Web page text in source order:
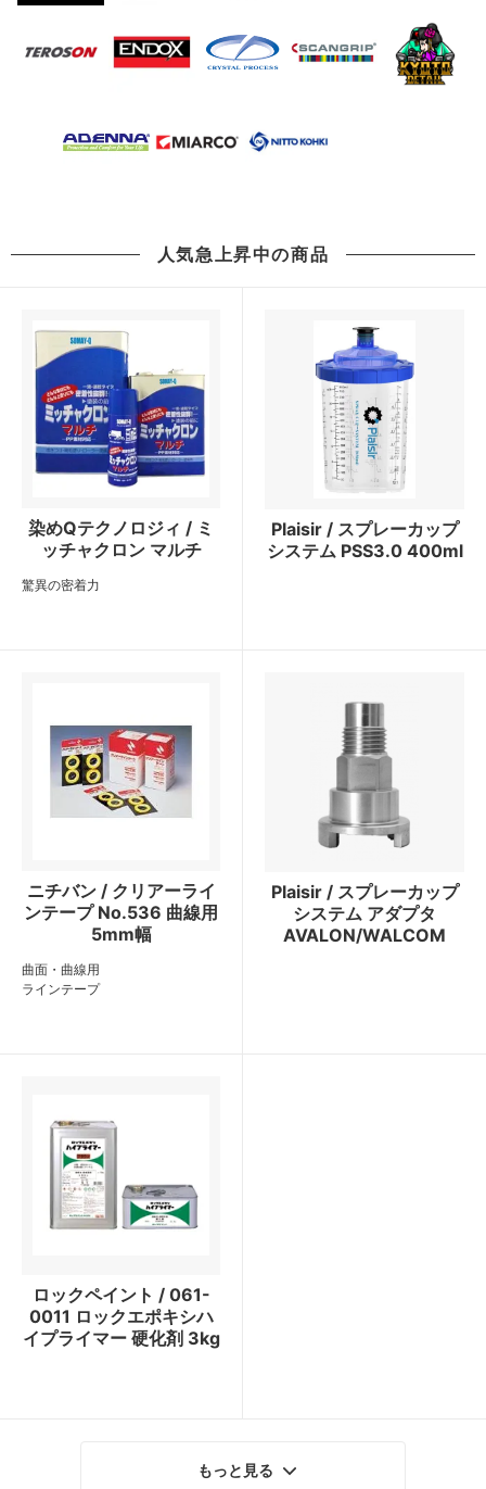
人気急上昇中の商品
染めQテクノロジィ / ミ
ッチャクロン マルチ
驚異の密着力
Plaisir / スプレーカップ
システム PSS3.0 400ml
ニチバン / クリアーライ
ンテープ No.536 曲線用
5mm幅
曲面・曲線用
ラインテープ
Plaisir / スプレーカップ
システム アダプタ
AVALON/WALCOM
ロックペイント / 061-
0011 ロックエポキシハ
イプライマー 硬化剤 3kg
もっと見る